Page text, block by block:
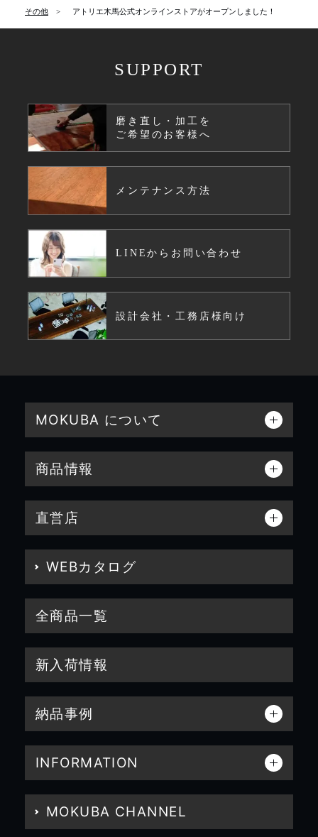
その他 アトリエ木馬公式オンラインストアがオープンしました！
SUPPORT
磨き直し・加工を
ご希望のお客様へ
メンテナンス方法
LINEからお問い合わせ
設計会社・工務店様向け
MOKUBA について
商品情報
直営店
WEBカタログ
全商品一覧
新入荷情報
納品事例
INFORMATION
MOKUBA CHANNEL